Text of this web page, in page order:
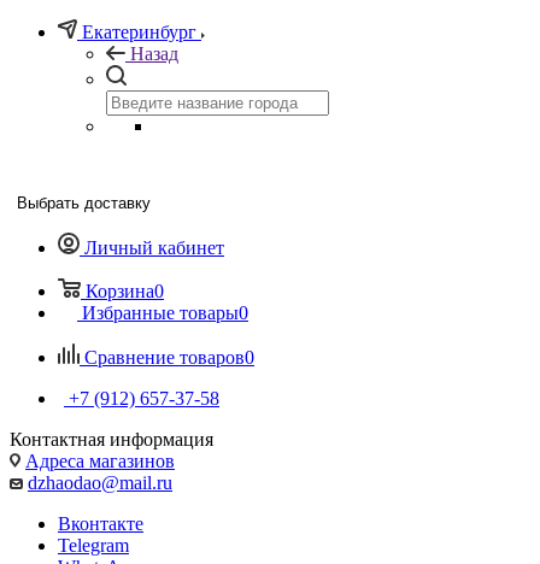
Екатеринбург
Назад
Выбрать доставку
Личный кабинет
Корзина0
Избранные товары0
Сравнение товаров0
+7 (912) 657-37-58
Контактная информация
Адреса магазинов
dzhaodao@mail.ru
Вконтакте
Telegram